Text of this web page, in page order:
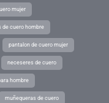
mujer
de cuero hombre
pantalon de cuero mujer
neceseres de cuero
hombre
muñequeras de cuero